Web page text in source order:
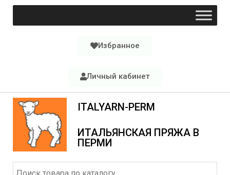
Избранное
Личный кабинет
ITALYARN-PERM
ИТАЛЬЯНСКАЯ ПРЯЖА В
ПЕРМИ